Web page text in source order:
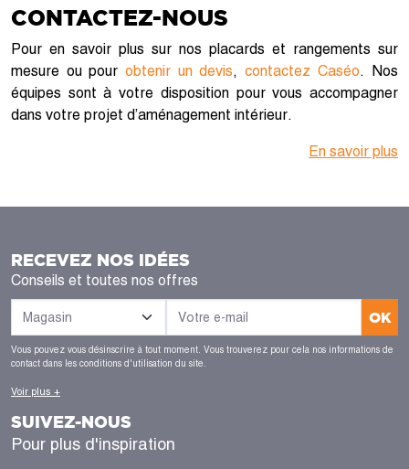
CONTACTEZ-NOUS
Pour en savoir plus sur nos placards et rangements sur
mesure ou pour obtenir un devis, contactez Caséo. Nos
équipes sont à votre disposition pour vous accompagner
dans votre projet d’aménagement intérieur.
En savoir plus
RECEVEZ NOS IDÉES
Conseils et toutes nos offres
OK
Vous pouvez vous désinscrire à tout moment. Vous trouverez pour cela nos informations de
contact dans les conditions d'utilisation du site.
Voir plus +
SUIVEZ-NOUS
Pour plus d'inspiration